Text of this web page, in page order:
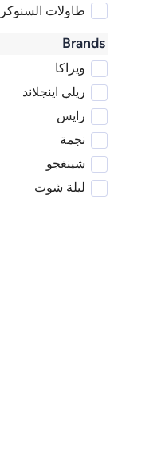
طاولات السنوكر
Brands
ويراكا
ريلي اينجلاند
رايس
نجمة
شينغجو
ليلة شوت